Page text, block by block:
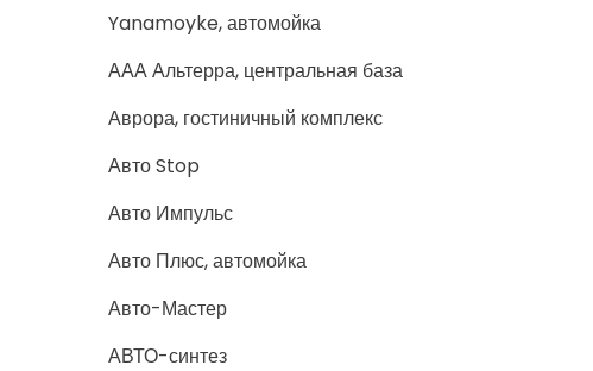
Yanamoyke, автомойка
ААА Альтерра, центральная база
Аврора, гостиничный комплекс
Авто Stop
Авто Импульс
Авто Плюс, автомойка
Авто-Мастер
АВТО-синтез